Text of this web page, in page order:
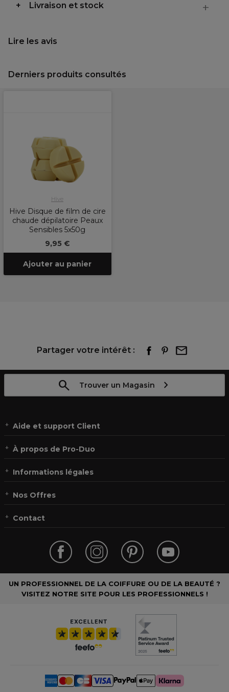
Livraison et stock
Lire les avis
Derniers produits consultés
Hive
Hive Disque de film de cire
chaude dépilatoire Peaux
Sensibles 5x50g
9,95 €
Ajouter au panier
Partager votre intérêt :
Trouver un Magasin
Aide et support Client
À propos de Pro-Duo
Informations légales
Nos Offres
Contact
UN PROFESSIONNEL DE LA COIFFURE OU DE LA BEAUTÉ ?
VISITEZ NOTRE SITE POUR LES PROFESSIONNELS !